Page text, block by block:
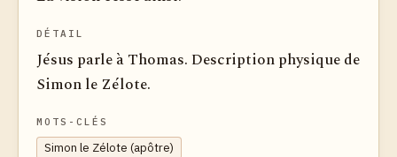
DÉTAIL
Jésus parle à Thomas. Description physique de
Simon le Zélote.
MOTS-CLÉS
Simon le Zélote (apôtre)